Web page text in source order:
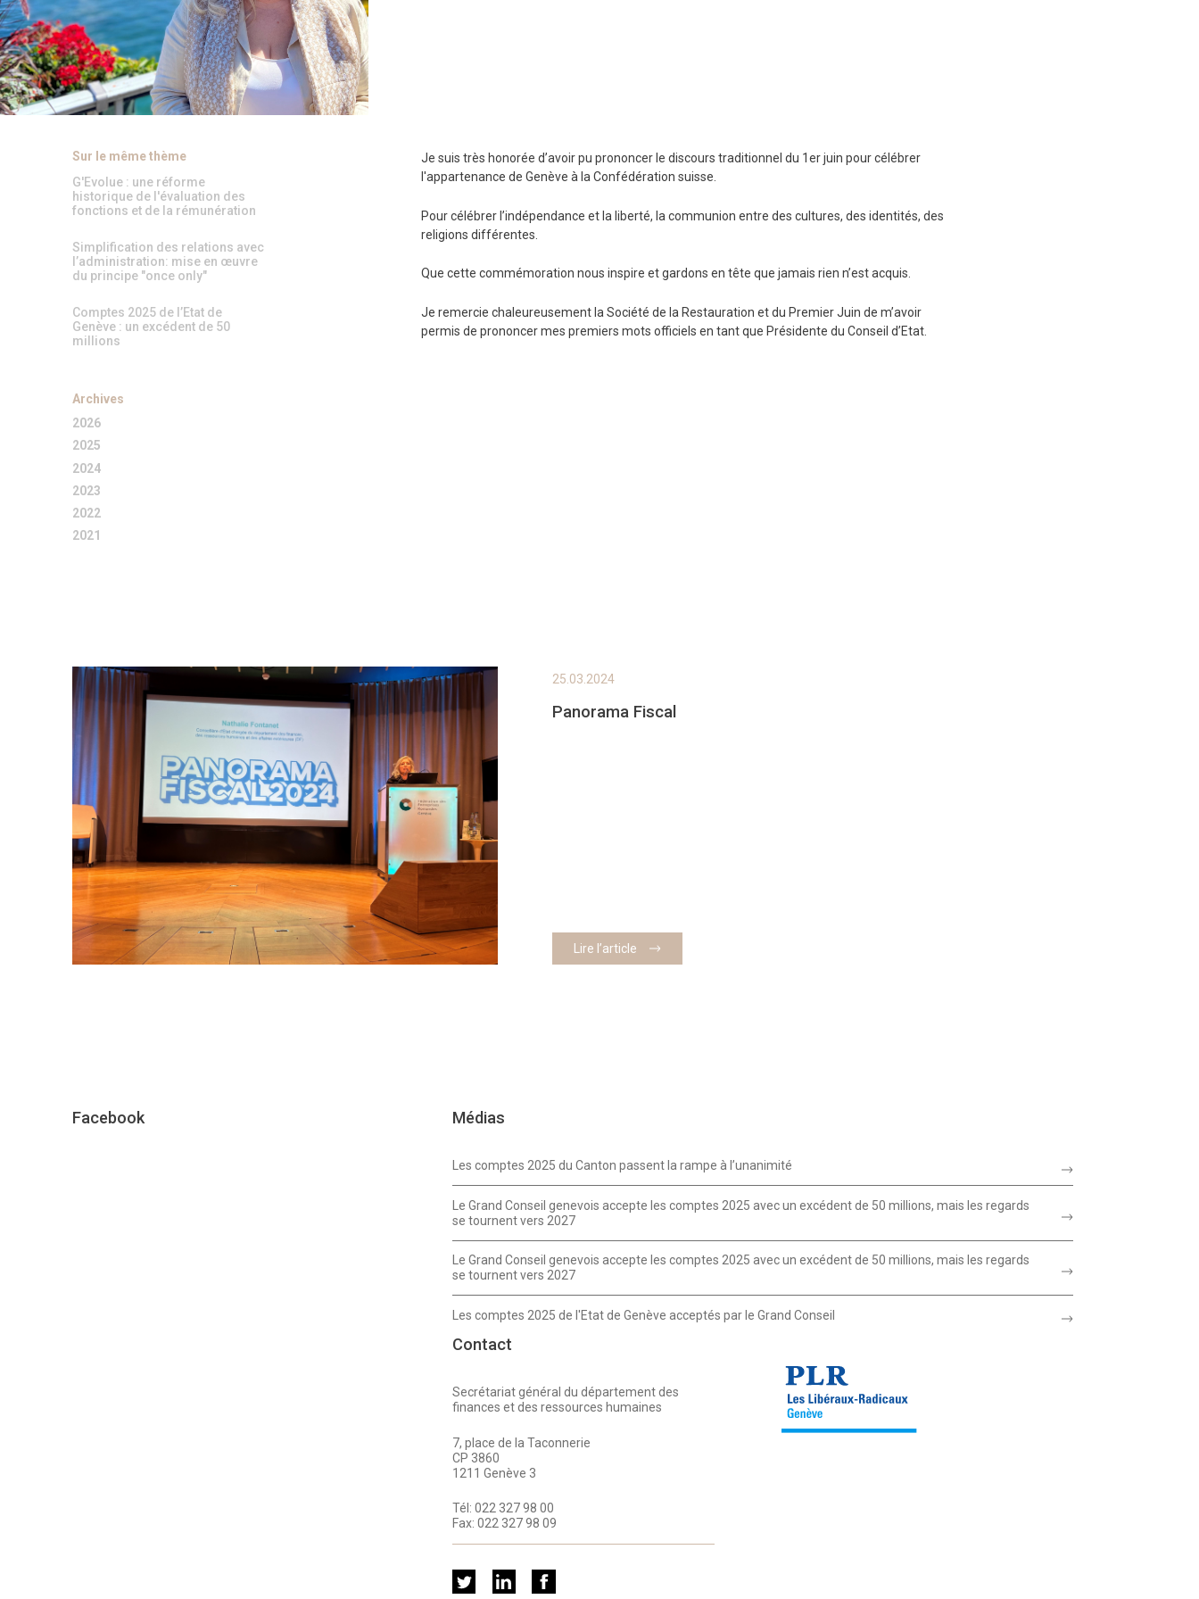
Sur le même thème
G'Evolue : une réforme
historique de l'évaluation des
fonctions et de la rémunération
Simplification des relations avec
l’administration: mise en œuvre
du principe "once only"
Comptes 2025 de l’Etat de
Genève : un excédent de 50
millions
Archives
2026
2025
2024
2023
2022
2021
Je suis très honorée d’avoir pu prononcer le discours traditionnel du 1er juin pour célébrer
l'appartenance de Genève à la Confédération suisse.
Pour célébrer l’indépendance et la liberté, la communion entre des cultures, des identités, des
religions différentes.
Que cette commémoration nous inspire et gardons en tête que jamais rien n’est acquis.
Je remercie chaleureusement la Société de la Restauration et du Premier Juin de m’avoir
permis de prononcer mes premiers mots officiels en tant que Présidente du Conseil d’Etat.
25.03.2024
Panorama Fiscal
Lire l’article
Facebook Médias
Les comptes 2025 du Canton passent la rampe à l’unanimité
Le Grand Conseil genevois accepte les comptes 2025 avec un excédent de 50 millions, mais les regards
se tournent vers 2027
Le Grand Conseil genevois accepte les comptes 2025 avec un excédent de 50 millions, mais les regards
se tournent vers 2027
Les comptes 2025 de l'Etat de Genève acceptés par le Grand Conseil
Contact
Secrétariat général du département des
finances et des ressources humaines
7, place de la Taconnerie
CP 3860
1211 Genève 3
Tél: 022 327 98 00
Fax: 022 327 98 09